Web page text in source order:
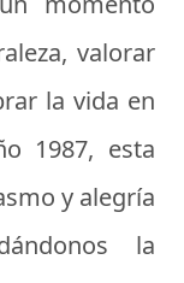
valorar
la vida en
1987, esta
y alegría
la